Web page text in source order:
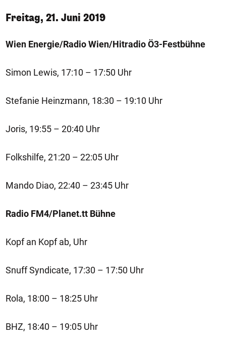
Freitag, 21. Juni 2019
Wien Energie/Radio Wien/Hitradio Ö3-Festbühne
Simon Lewis, 17:10 – 17:50 Uhr
Stefanie Heinzmann, 18:30 – 19:10 Uhr
Joris, 19:55 – 20:40 Uhr
Folkshilfe, 21:20 – 22:05 Uhr
Mando Diao, 22:40 – 23:45 Uhr
Radio FM4/Planet.tt Bühne
Kopf an Kopf ab, Uhr
Snuff Syndicate, 17:30 – 17:50 Uhr
Rola, 18:00 – 18:25 Uhr
BHZ, 18:40 – 19:05 Uhr